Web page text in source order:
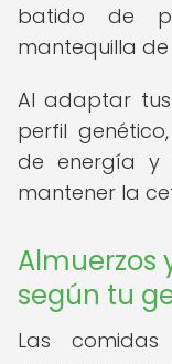
batido de
mantequilla
Al adaptar
perfil
de energía y
mantener la
Almuerzos
según tu
Las